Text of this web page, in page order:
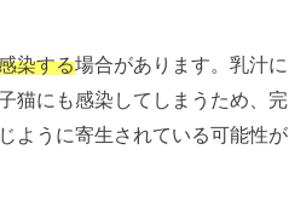
染する場合があります。乳汁に
猫にも感染してしまうため、完
ように寄生されている可能性が